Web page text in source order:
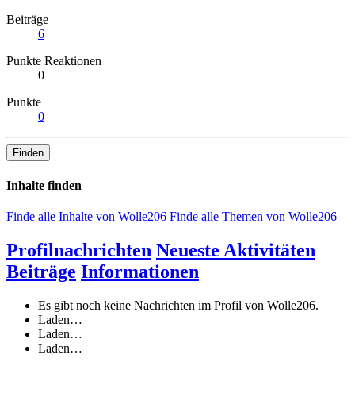
Beiträge
6
Punkte Reaktionen
0
Punkte
0
Finden
Inhalte finden
Finde alle Inhalte von Wolle206 Finde alle Themen von Wolle206
Profilnachrichten Neueste Aktivitäten
Beiträge Informationen
Es gibt noch keine Nachrichten im Profil von Wolle206.
Laden…
Laden…
Laden…